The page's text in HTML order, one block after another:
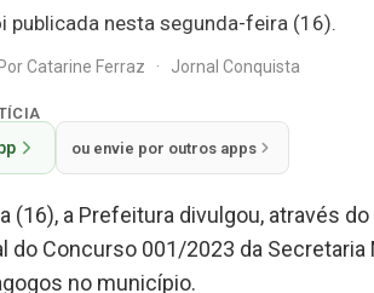
publicada nesta segunda-feira (16).
Catarine Ferraz · Jornal Conquista
ou envie por outros apps
(16), a Prefeitura divulgou, através
do Concurso 001/2023 da
no município.